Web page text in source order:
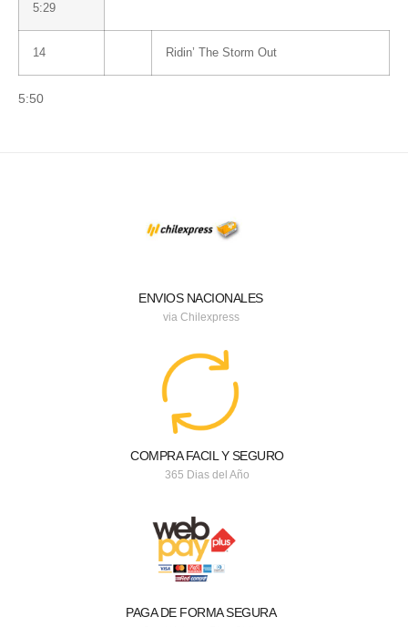
5:29
14 Ridin’ The Storm Out
5:50
ENVIOS NACIONALES
via Chilexpress
COMPRA FACIL Y SEGURO
365 Dias del Año
PAGA DE FORMA SEGURA